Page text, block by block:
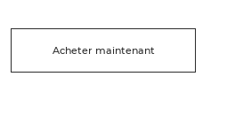
Acheter maintenant